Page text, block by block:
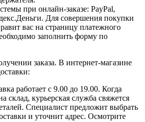
при онлайн-заказе: PayPal,
Для совершения покупки
вас на страницу платежного
заполнить форму по
заказа. В интернет-магазине
работает с 9.00 до 19.00. Когда
склад, курьерская служба свяжется
Специалист предложит выбрать
и уточнит адрес. Осмотрите